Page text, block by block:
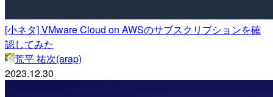
[小ネタ] VMware Cloud on AWSのサブスクリプションを確
認してみた
荒平 祐次(arap)
2023.12.30